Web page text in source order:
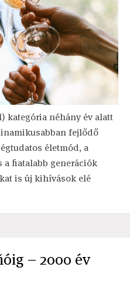
kategória néhány év alatt
fejlődő
életmód, a
fiatalabb generációk
is új kihívások elé
– 2000 év